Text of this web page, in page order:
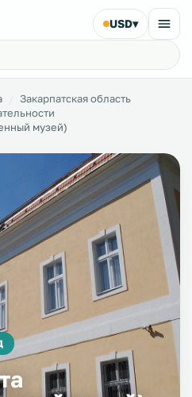
USD▾
Закарпатская область
музей)